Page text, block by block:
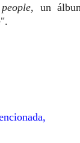
, un